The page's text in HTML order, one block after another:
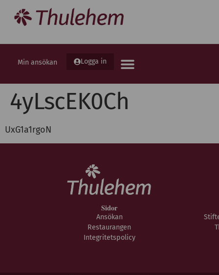
Min ansökan Logga in
4yLscEK0Ch
UxG1a1rgoN
Sidor
Ansökan
Restaurangen
Integritetspolicy